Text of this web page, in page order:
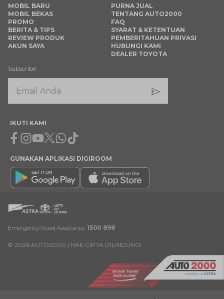
MOBIL BARU
MOBIL BEKAS
PROMO
BERITA & TIPS
REVIEW PRODUK
AKUN SAYA
PURNA JUAL
TENTANG AUTO2000
FAQ
SYARAT & KETENTUAN
PEMBERITAHUAN PRIVASI
HUBUNGI KAMI
DEALER TOYOTA
Subscribe
IKUTI KAMI
Facebook
Instagram
Youtube
X Whatsapp
Tiktok
GUNAKAN APLIKASI DIGIROOM
Emergency Road Assistance 1500 898
© 2026 AUTO2000 | HAK CIPTA DILINDUNGI